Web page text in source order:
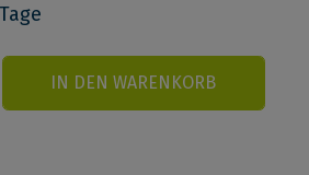
IN DEN WARENKORB